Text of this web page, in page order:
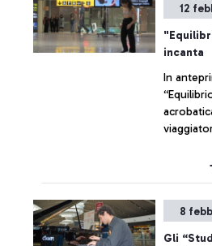
12
incanta
In
eventi
8
Gli